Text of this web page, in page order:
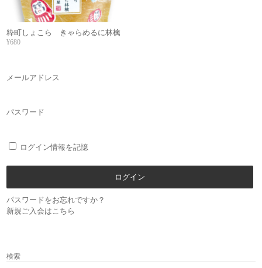
粋町しょこら きゃらめるに林檎
¥680
メールアドレス
パスワード
ログイン情報を記憶
パスワードをお忘れですか？
新規ご入会はこちら
検索